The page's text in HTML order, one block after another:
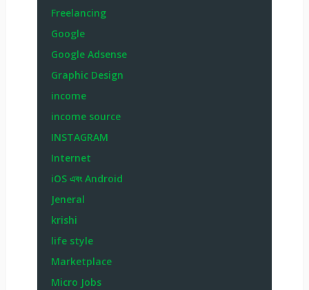
Freelancing
Google
Google Adsense
Graphic Design
income
income source
INSTAGRAM
Internet
iOS এবং Android
Jeneral
krishi
life style
Marketplace
Micro Jobs